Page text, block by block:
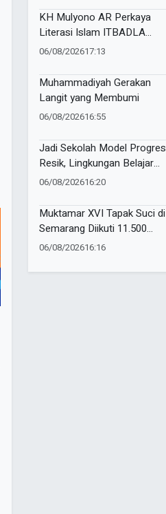
KH Mulyono AR Perkaya
Literasi Islam ITBADLA
melalui Hibah Buku Materi
06/08/202617:13
Muhammadiyah Gerakan
Langit yang Membumi
06/08/202616:55
Jadi Sekolah Model Progres
Resik, Lingkungan Belajar
Nyaman Jadi Prioritas
06/08/202616:20
Muktamar XVI Tapak Suci di
Semarang Diikuti 11.500
Peserta, Ini Rangkaian
06/08/202616:16